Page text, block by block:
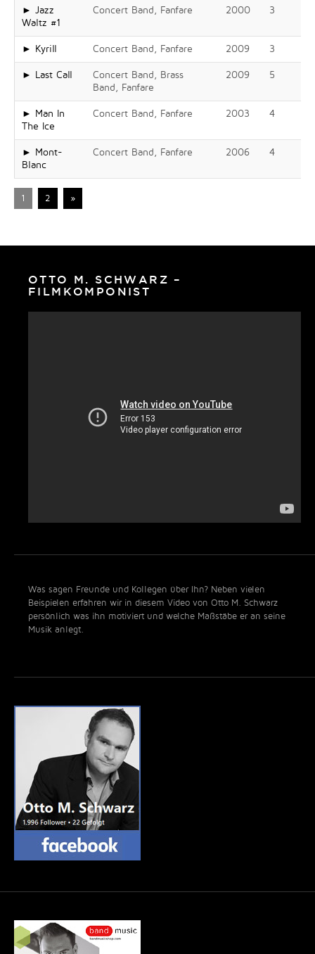
► Jazz
Waltz #1
Concert Band, Fanfare 2000 3
► Kyrill Concert Band, Fanfare 2009 3
► Last Call
Concert Band, Brass
Band, Fanfare
2009 5
► Man In
The Ice
Concert Band, Fanfare 2003 4
► Mont-
Blanc
Concert Band, Fanfare 2006 4
1 2 »
OTTO M. SCHWARZ –
FILMKOMPONIST
Was sagen Freunde und Kollegen über Ihn? Neben vielen
Beispielen erfahren wir in diesem Video von Otto M. Schwarz
persönlich was ihn motiviert und welche Maßstäbe er an seine
Musik anlegt.